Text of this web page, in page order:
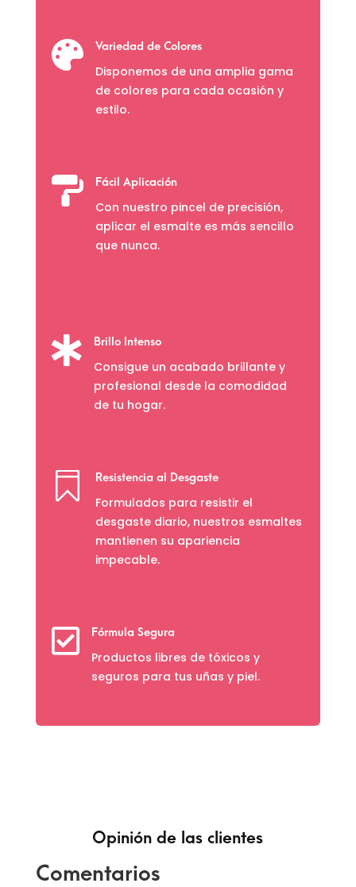
 Variedad de Colores
Disponemos de una amplia gama
de colores para cada ocasión y
estilo.
 Fácil Aplicación
Con nuestro pincel de precisión,
aplicar el esmalte es más sencillo
que nunca.
 Brillo Intenso
Consigue un acabado brillante y
profesional desde la comodidad
de tu hogar.
 Resistencia al Desgaste
Formulados para resistir el
desgaste diario, nuestros esmaltes
mantienen su apariencia
impecable.
 Fórmula Segura
Productos libres de tóxicos y
seguros para tus uñas y piel.
Opinión de las clientes
Comentarios